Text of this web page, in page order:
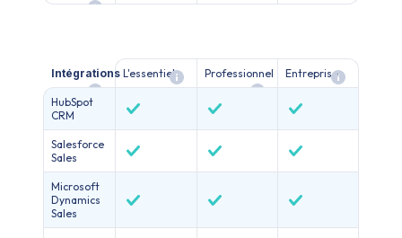
Intégrations L'essentiel Professionnel Entreprise
HubSpot
CRM
Salesforce
Sales
Microsoft
Dynamics
Sales